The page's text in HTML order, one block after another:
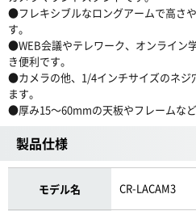
●フレキシブルなロングアームで高さ
す。
●WEB会議やテレワーク、オンライン
き便利です。
●カメラの他、1/4インチサイズのネジ
ます。
●厚み15〜60mmの天板やフレームなど
製品仕様
モデル名 CR-LACAM3